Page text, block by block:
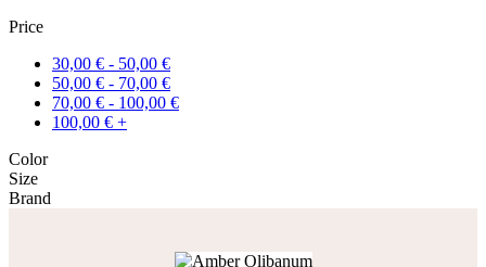
Price
30,00 € - 50,00 €
50,00 € - 70,00 €
70,00 € - 100,00 €
100,00 € +
Color
Size
Brand